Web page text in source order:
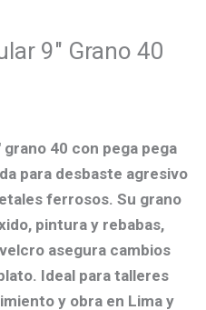
9″ Grano 40
40 con pega pega
para desbaste agresivo
ferrosos. Su grano
pintura y rebabas,
asegura cambios
Ideal para talleres
y obra en Lima y